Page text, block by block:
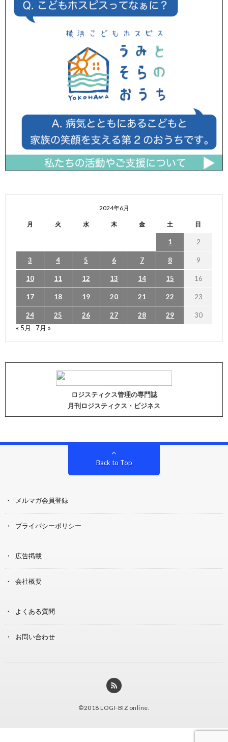
2024年6月
月 火 水 木 金 土 日
1 2
3 4 5 6 7 8 9
10 11 12 13 14 15 16
17 18 19 20 21 22 23
24 25 26 27 28 29
30
« 5月
7月 »
ロジスティクス管理の専門誌
月刊ロジスティクス・ビジネス
Back to Top
メルマガ会員登録
プライバシーポリシー
広告掲載
会社概要
よくある質問
お問い合わせ
©2018 LOGI-BIZ online